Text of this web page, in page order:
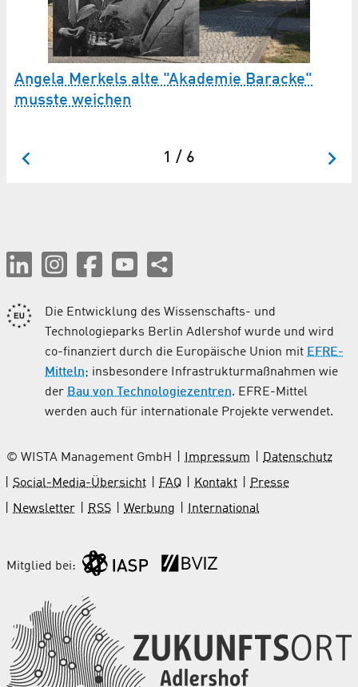
Angela Merkels alte "Akademie Baracke"
musste weichen
1 / 6
Die Entwicklung des Wissenschafts- und
Technologieparks Berlin Adlershof wurde und wird
co-finanziert durch die Europäische Union mit EFRE-
Mitteln; insbesondere Infrastrukturmaßnahmen wie
der Bau von Technologiezentren. EFRE-Mittel
werden auch für internationale Projekte verwendet.
© WISTA Management GmbH Impressum
Datenschutz
Social-Media-Übersicht
FAQ Kontakt
Presse
Newsletter
RSS Werbung International
Mitglied bei: